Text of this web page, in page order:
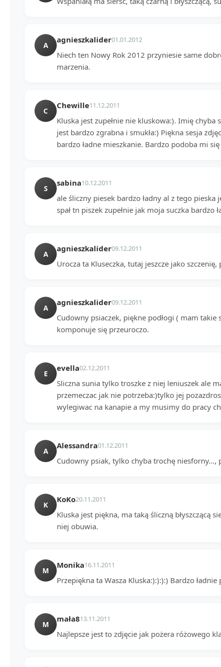
A
agnieszkalider01.01.2012
Niech ten Nowy Rok 2012 przyniesie same
marzenia.
C
Chewille11.12.2011
Kluska jest zupełnie nie kluskowa:). Imię chyba
jest bardzo zgrabna i smukła:) Piękna sesja
bardzo ładne mieszkanie. Bardzo podoba mi
S
sabina10.12.2011
ale śliczny piesek bardzo ładny al z tego
spał tn piszek zupełnie jak moja suczka bardzo
A
agnieszkalider09.12.2011
Urocza ta Kluseczka, tutaj jeszcze jako
A
agnieszkalider09.12.2011
Cudowny psiaczek, piękne podłogi ( mam takie
komponuje się przeuroczo.
E
evella02.12.2011
Sliczna sunia tylko troszke z niej leniuszek ale
przemeczac jak nie potrzeba:)tylko jej
wylegiwac na kanapie a my musimy do pracy
A
Alessandra01.12.2011
Cudowny psiak, tylko chyba trochę niesforny...,
K
KoKo20.11.2011
Kluska jest piękna, ma taką śliczną błyszczącą
niej obuwia.
M
Monika16.11.2011
Przepiękna ta Wasza Kluska:):):):) Bardzo
M
mała813.11.2011
Najlepsze jest to zdjęcie jak pożera różowego